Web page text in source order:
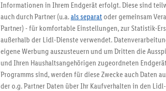
Informationen in Ihrem Endgerät erfolgt. Diese sind
auch durch Partner (u.a.als separat oder gemeinsam
Partner) - für komfortable Einstellungen, zur Statistik-
außerhalb der Lidl-Dienste verwendet.
eigene Werbung auszusteuern und um Dritten die
und Ihren Haushaltsangehörigen zugeordneten
Programms sind, werden für diese Zwecke auch Daten
der o.g. Partner Daten über Ihr Kaufverhalten in den